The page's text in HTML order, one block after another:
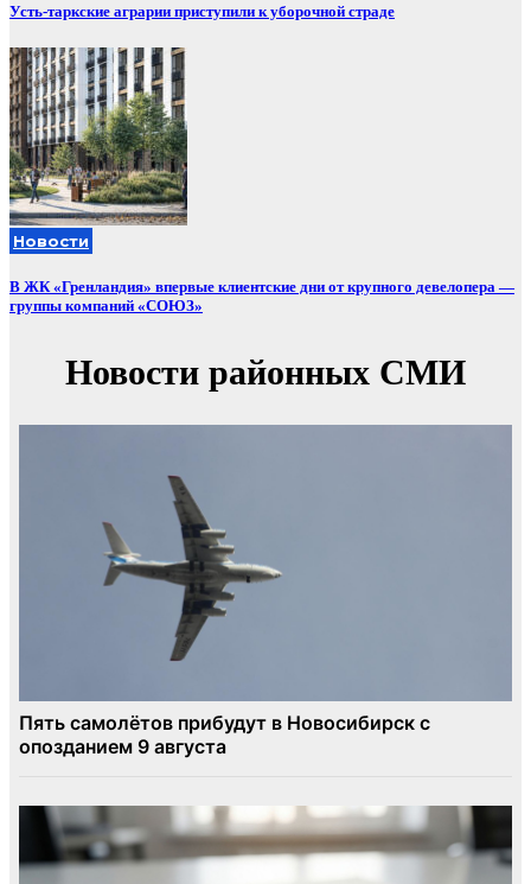
Усть-таркские аграрии приступили к уборочной страде
Новости
В ЖК «Гренландия» впервые клиентские дни от крупного девелопера —
группы компаний «СОЮЗ»